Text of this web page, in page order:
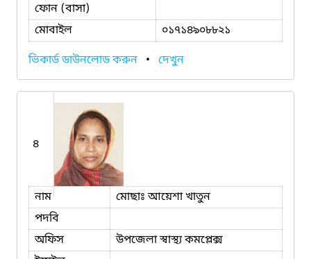
ফোন (বাসা)
মোবাইল
০১৭১৪৯০৮৮২১
ভিকার্ড ডাউনলোড করুন • দেখুন
৪
নাম
মোছাঃ আয়েশা খাতুন
পদবি
অফিস
উপজেলা স্বাস্থ্য কমপ্লেক্স